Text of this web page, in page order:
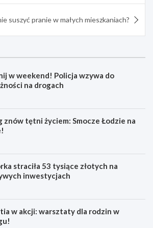
suszyć pranie w małych mieszkaniach?
w weekend! Policja wzywa do
na drogach
znów tętni życiem: Smocze Łodzie na
straciła 53 tysiące złotych na
inwestycjach
w akcji: warsztaty dla rodzin w